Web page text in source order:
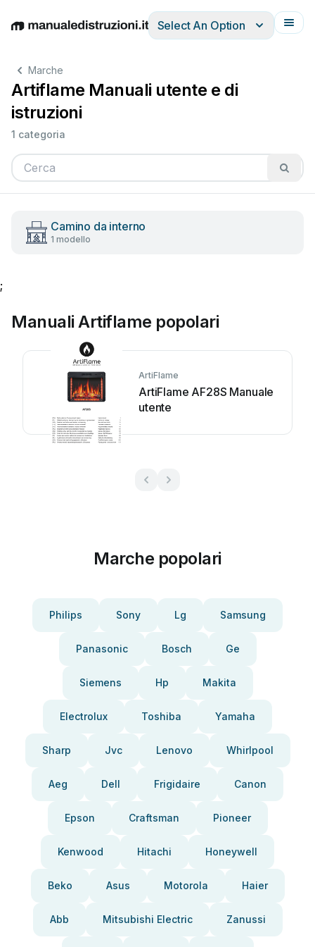
EnglishDeutschEspañolItalianoFrançais
Select An Option
Marche
Artiflame Manuali utente e di
istruzioni
1 categoria
Camino da interno
1 modello
;
Manuali Artiflame popolari
ArtiFlame
ArtiFlame AF28S Manuale
utente
Marche popolari
Philips Sony Lg Samsung
Panasonic Bosch Ge
Siemens Hp Makita
Electrolux Toshiba Yamaha
Sharp Jvc Lenovo Whirlpool
Aeg Dell Frigidaire Canon
Epson Craftsman Pioneer
Kenwood Hitachi Honeywell
Beko Asus Motorola Haier
Abb Mitsubishi Electric Zanussi